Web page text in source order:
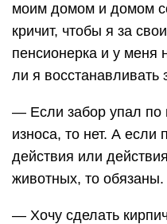
моим домом и домом
кричит, чтобы я за
пенсионерка и у меня
ли я восстанавливать
— Если забор упал по
износа, то нет. А если
действия или
животных, то обязаны.
— Хочу сделать